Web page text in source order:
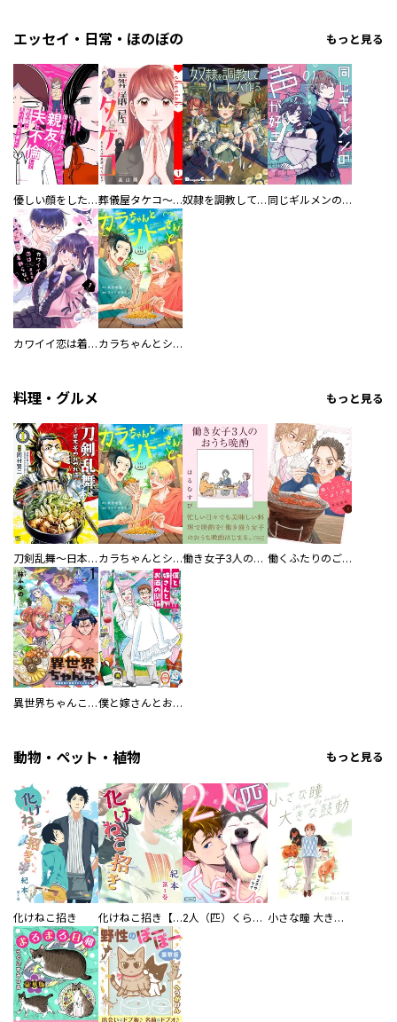
エッセイ・日常・ほのぼの もっと見る
優しい顔をした親友は、夫と不倫して私の家に入り込んできた。 葬儀屋タケコ～あなたの最期、叶えます【電子単行本版】 奴隷を調教してハーレム作る 同じギルメンの声が好き
カワイイ恋は着飾らない カラちゃんとシトーさんと、 【分冊版】
料理・グルメ もっと見る
刀剣乱舞～日本号つれづれ酒～ カラちゃんとシトーさんと、 【分冊版】 働き女子3人のおうち晩酌 働くふたりのごほうび飯
異世界ちゃんこ～横綱目前に召喚されたんだが～ 【連載版】 僕と嫁さんとお酒の関係
動物・ペット・植物 もっと見る
化けねこ招き 化けねこ招き【描きおろし付合冊版】 2人（匹）くらし。 小さな瞳 大きな鼓動